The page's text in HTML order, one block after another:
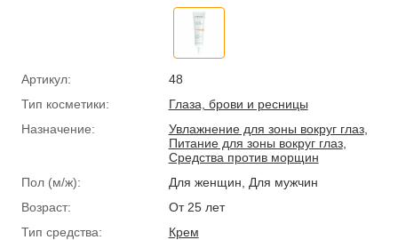
Артикул:
48
Тип косметики:
Глаза, брови и ресницы
Назначение:
Увлажнение для зоны вокруг глаз,
Питание для зоны вокруг глаз,
Средства против морщин
Пол (м/ж):
Для женщин, Для мужчин
Возраст:
От 25 лет
Тип средства:
Крем